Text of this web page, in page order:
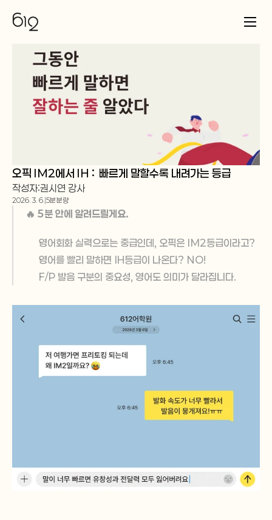
오픽 IM2에서 IH :  빠르게 말할수록 내려가는 등급
작성자:권시연 강사
2026. 3. 6. 5분 분량
🔥 5분 안에 알려드릴게요.
영어회화 실력으로는 중급인데, 오픽은 IM2등급이라고?
영어를 빨리 말하면 IH등급이 나온다? NO!
F/P 발음 구분의 중요성, 영어도 의미가 달라집니다.